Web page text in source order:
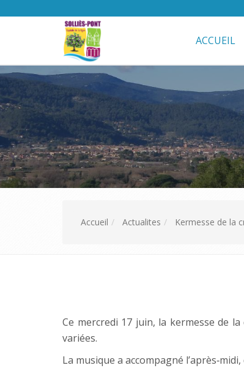
ACCUEIL
Accueil Actualites Kermesse de la
Ce mercredi 17 juin, la kermesse de
variées.
La musique a accompagné